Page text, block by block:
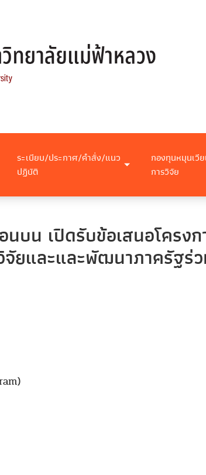
ระเบียบ/ประกาศ/คำสั่ง/แนว
ปฏิบัติ
กองทุนหมุนเวี
การวิจัย
นบน เปิดรับข้อเสนอโครง
ยและและพัฒนาภาครัฐร่